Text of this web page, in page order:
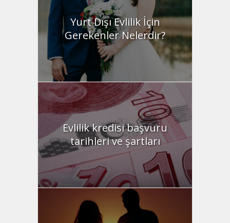
Yurt Dışı Evlilik İçin
Gerekenler Nelerdir?
Evlilik kredisi başvuru
tarihleri ve şartları